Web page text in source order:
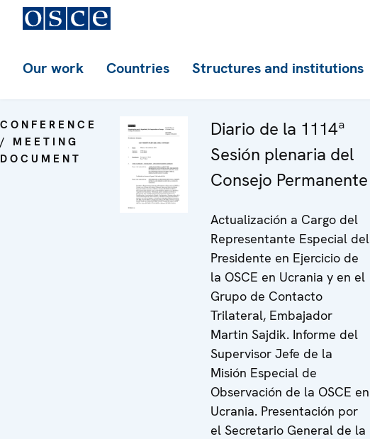
Our work Countries Structures and institutions
CONFERENCE
/ MEETING
DOCUMENT
Diario de la 1114ª
Sesión plenaria del
Consejo Permanente
Actualización a Cargo del
Representante Especial del
Presidente en Ejercicio de
la OSCE en Ucrania y en el
Grupo de Contacto
Trilateral, Embajador
Martin Sajdik. Informe del
Supervisor Jefe de la
Misión Especial de
Observación de la OSCE en
Ucrania. Presentación por
el Secretario General de la